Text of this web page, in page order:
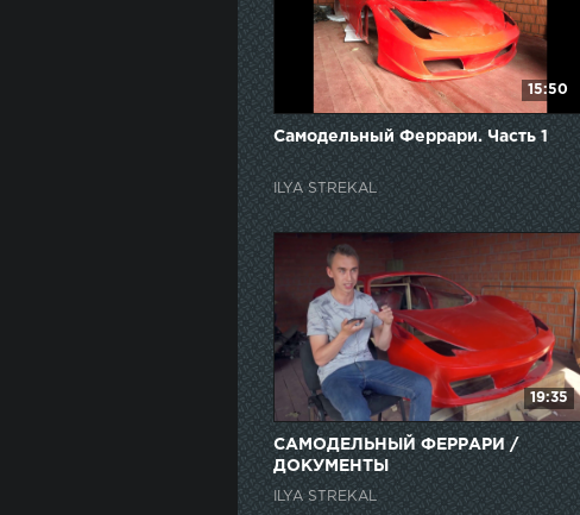
15:50
Самодельный Феррари. Часть 1
ILYA STREKAL
19:35
САМОДЕЛЬНЫЙ ФЕРРАРИ /
ДОКУМЕНТЫ
ILYA STREKAL